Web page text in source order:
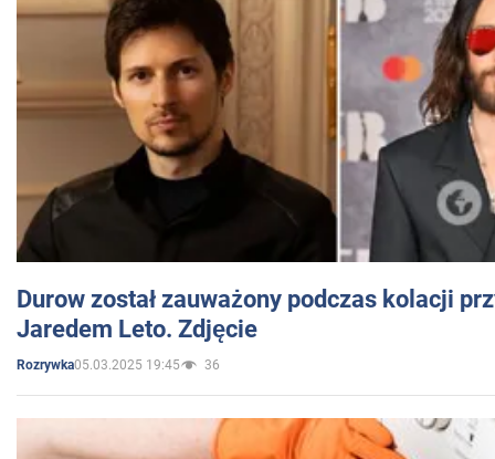
Durow został zauważony podczas kolacji
Jaredem Leto. Zdjęcie
Rozrywka05.03.2025 19:45 36